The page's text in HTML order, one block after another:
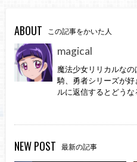
ABOUT この記事をかいた人
magical
魔法少女リリカルな
騎、勇者シリーズが
ルに返信するとどうな
NEW POST 最新の記事